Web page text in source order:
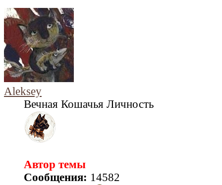
Aleksey
Вечная Кошачья Личность
Автор темы
Сообщения: 14582